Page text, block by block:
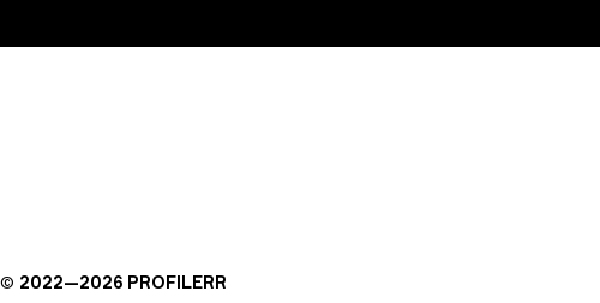
© 2022—2026 PROFILERR